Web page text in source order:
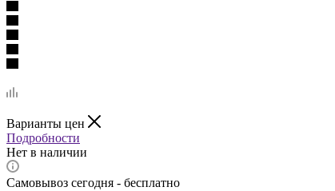
Варианты цен
Подробности
Нет в наличии
Самовывоз сегодня - бесплатно